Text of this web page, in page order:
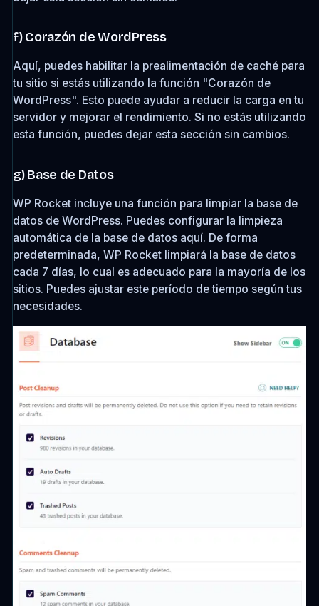
f) Corazón de WordPress
Aquí, puedes habilitar la prealimentación de caché para
tu sitio si estás utilizando la función "Corazón de
WordPress". Esto puede ayudar a reducir la carga en tu
servidor y mejorar el rendimiento. Si no estás utilizando
esta función, puedes dejar esta sección sin cambios.
g) Base de Datos
WP Rocket incluye una función para limpiar la base de
datos de WordPress. Puedes configurar la limpieza
automática de la base de datos aquí. De forma
predeterminada, WP Rocket limpiará la base de datos
cada 7 días, lo cual es adecuado para la mayoría de los
sitios. Puedes ajustar este período de tiempo según tus
necesidades.